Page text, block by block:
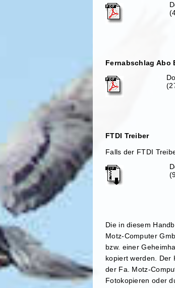
Fernabschlag Abo
FTDI Treiber
Falls der FTDI
Die in diesem
Motz-Computer
bzw. einer
kopiert werden. Der
der Fa. Motz-
Fotokopieren oder